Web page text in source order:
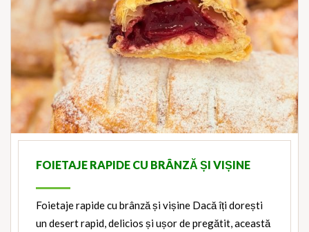
FOIETAJE RAPIDE CU BRÂNZĂ ȘI VIȘINE
Foietaje rapide cu brânză și vișine Dacă îți dorești
un desert rapid, delicios și ușor de pregătit, această